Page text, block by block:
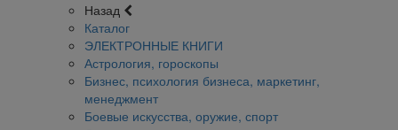
Назад
Каталог
ЭЛЕКТРОННЫЕ КНИГИ
Астрология, гороскопы
Бизнес, психология бизнеса, маркетинг,
менеджмент
Боевые искусства, оружие, спорт